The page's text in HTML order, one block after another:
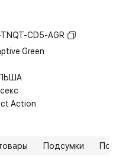
CD5-AGR
Green
Action
Подсумки